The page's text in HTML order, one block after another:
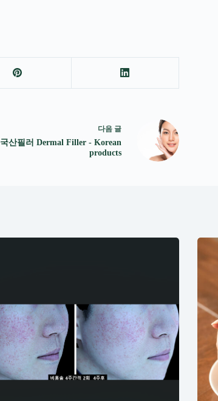
다음 글
국산필러 Dermal Filler - Korean
products